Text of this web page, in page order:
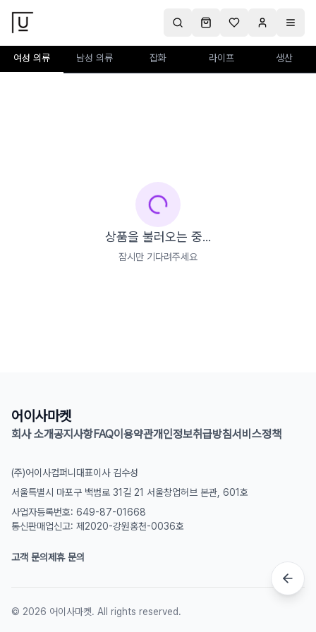
여성 의류 남성 의류 잡화 라이프 생산
상품을 불러오는 중...
잠시만 기다려주세요
어이사마켓
회사 소개공지사항FAQ이용약관개인정보취급방침서비스정책
(주)어이사컴퍼니 대표이사 김수성
서울특별시 마포구 백범로 31길 21 서울창업허브 본관, 601호
사업자등록번호: 649-87-01668
통신판매업신고: 제2020-강원홍천-0036호
고객 문의제휴 문의
© 2026 어이사마켓. All rights reserved.